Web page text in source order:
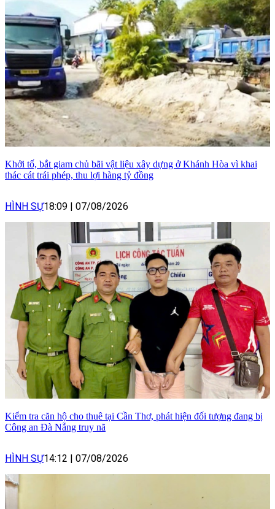
Khởi tố, bắt giam chủ bãi vật liệu xây dựng ở Khánh Hòa vì khai
thác cát trái phép, thu lợi hàng tỷ đồng
HÌNH SỰ18:09 07/08/2026
Kiểm tra căn hộ cho thuê tại Cần Thơ, phát hiện đối tượng đang bị
Công an Đà Nẵng truy nã
HÌNH SỰ14:12 07/08/2026